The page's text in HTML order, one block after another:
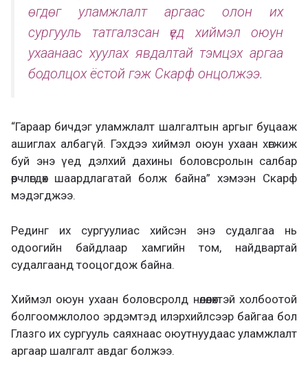
өгдөг уламжлалт аргаас олон их
сургууль татгалзсан үед хиймэл оюун
ухаанаас хуулах явдалтай тэмцэх аргаа
бодолцох ёстой гэж Скарф онцолжээ.
“Гараар бичдэг уламжлалт шалгалтын аргыг буцааж
ашиглах албагүй. Гэхдээ хиймэл оюун ухаан хөгжиж
буй энэ үед дэлхий дахины боловсролын салбар
өөрчлөгдөх шаардлагатай болж байна” хэмээн Скарф
мэдэгджээ.
Рединг их сургуулиас хийсэн энэ судалгаа нь
одоогийн байдлаар хамгийн том, найдвартай
судалгаанд тооцогдож байна.
Хиймэл оюун ухаан боловсролд нөлөөлөхтэй холбоотой
болгоомжлолоо эрдэмтэд илэрхийлсээр байгаа бол
Глазго их сургууль саяхнаас оюутнуудаас уламжлалт
аргаар шалгалт авдаг болжээ.